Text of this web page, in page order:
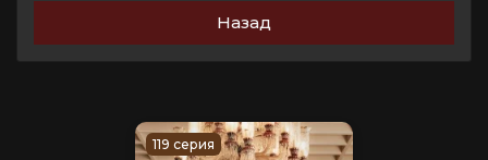
Назад
119 серия